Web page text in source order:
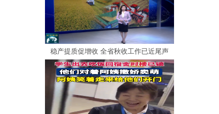
稳产提质促增收 全省秋收工作已近尾声